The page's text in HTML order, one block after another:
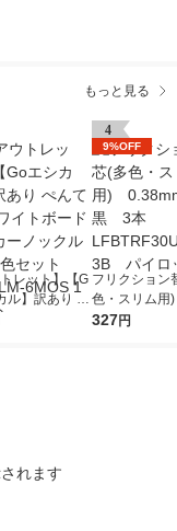
もっと見る
レット】【G
ル】訳あり ぺ
ワイトボー
4
9%OFF
フリクション
色・スリム
mm 黒 3本
327円
れます